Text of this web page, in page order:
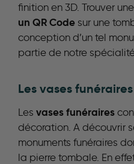
finition en 3D. Trouver une
un QR Code sur une
conception d’un tel
partie de notre
Les vases funéraires
Les vases funéraires
décoration. A découvrir
monuments funéraires
la pierre tombale. En